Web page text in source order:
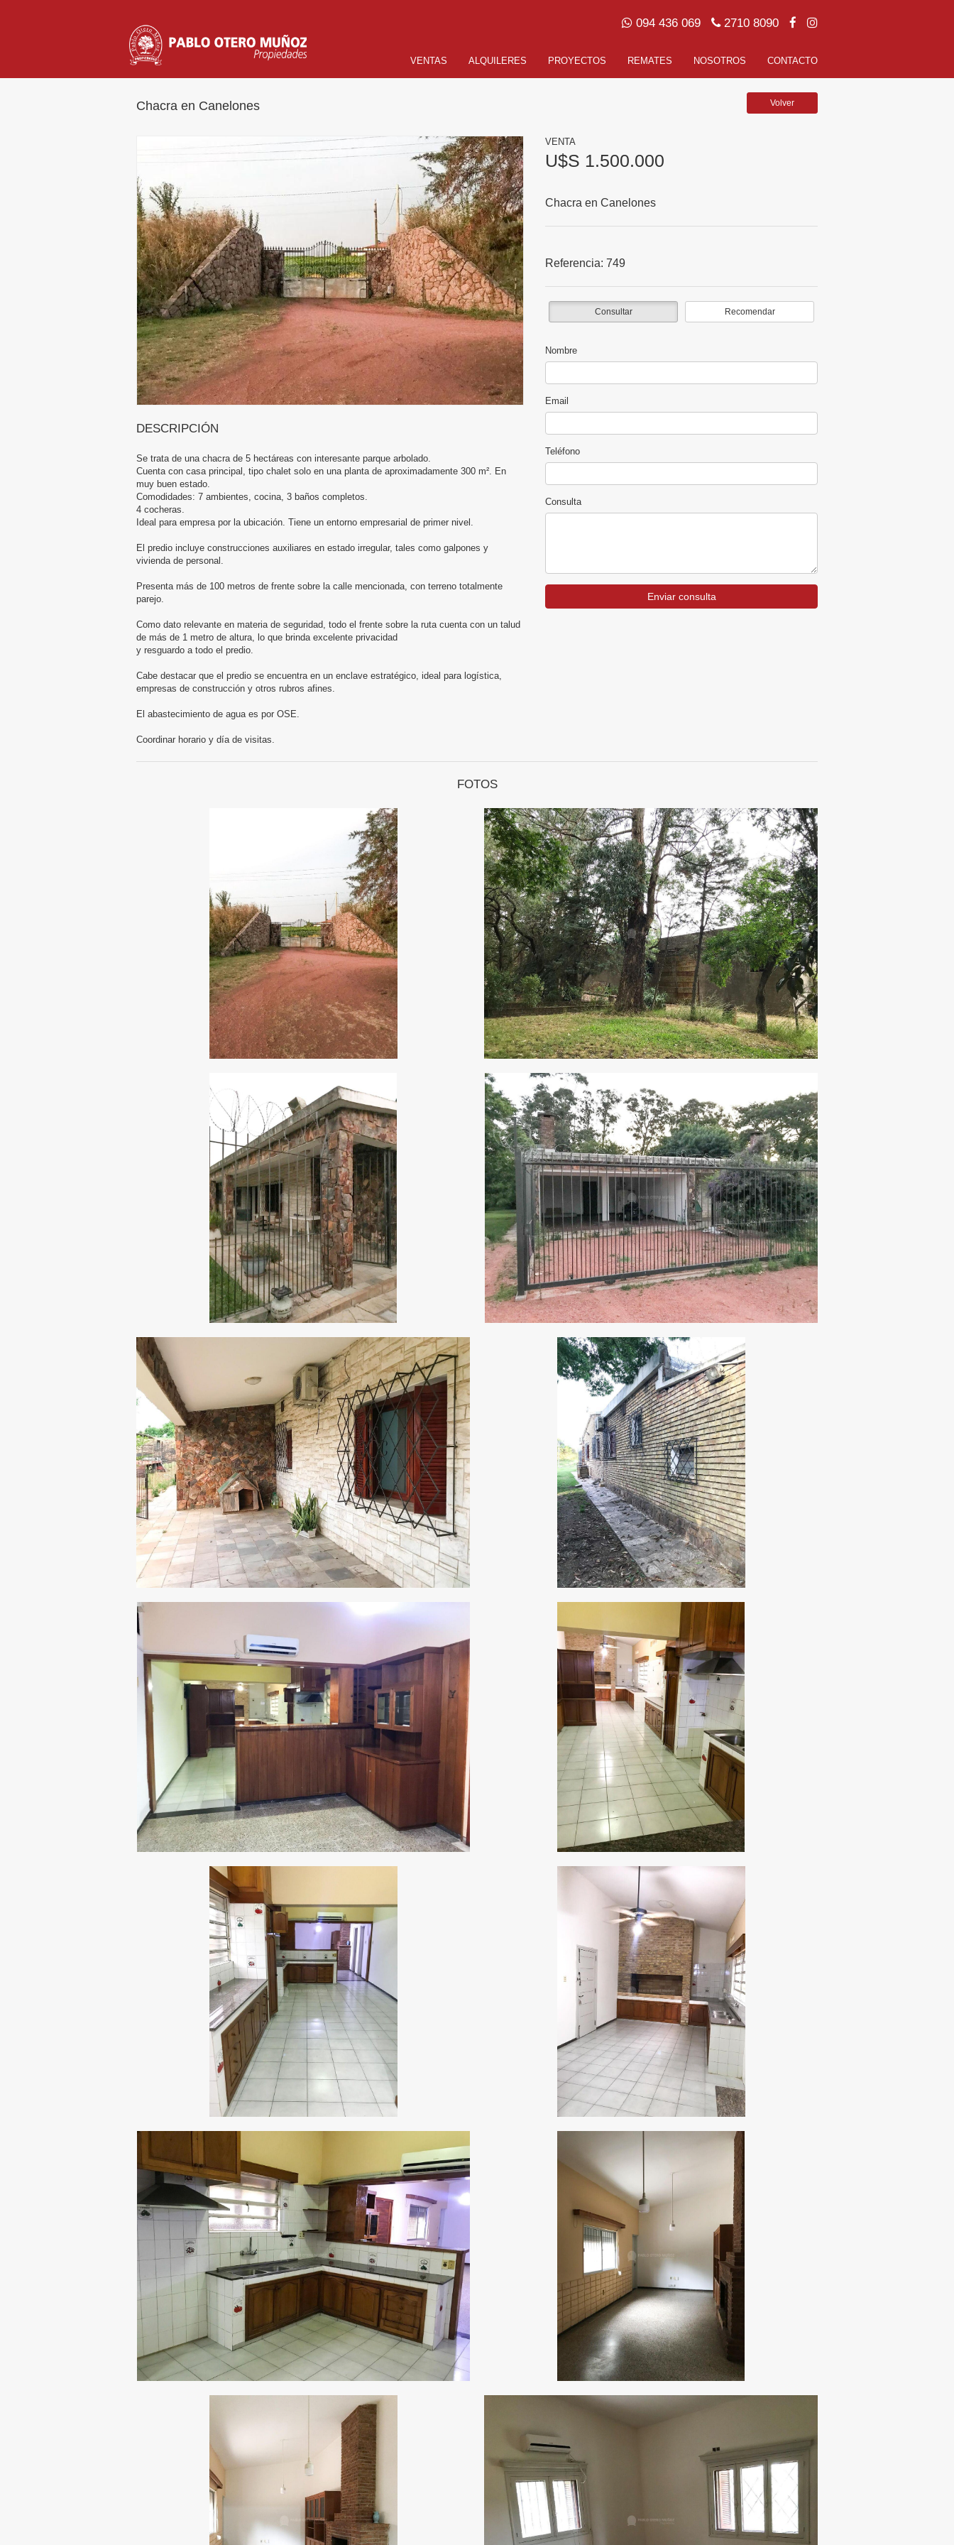
094 436 069 2710 8090
CONTACTO
NOSOTROS
REMATES
PROYECTOS
ALQUILERES
VENTAS
Volver
Chacra en Canelones
DESCRIPCIÓN
Se trata de una chacra de 5 hectáreas con interesante parque arbolado.
Cuenta con casa principal, tipo chalet solo en una planta de aproximadamente 300 m². En
muy buen estado.
Comodidades: 7 ambientes, cocina, 3 baños completos.
4 cocheras.
Ideal para empresa por la ubicación. Tiene un entorno empresarial de primer nivel.
El predio incluye construcciones auxiliares en estado irregular, tales como galpones y
vivienda de personal.
Presenta más de 100 metros de frente sobre la calle mencionada, con terreno totalmente
parejo.
Como dato relevante en materia de seguridad, todo el frente sobre la ruta cuenta con un talud
de más de 1 metro de altura, lo que brinda excelente privacidad
y resguardo a todo el predio.
Cabe destacar que el predio se encuentra en un enclave estratégico, ideal para logística,
empresas de construcción y otros rubros afines.
El abastecimiento de agua es por OSE.
Coordinar horario y día de visitas.
VENTA
U$S 1.500.000
Chacra en Canelones
Referencia: 749
Consultar Recomendar
Nombre
Email
Teléfono
Consulta
Enviar consulta
FOTOS